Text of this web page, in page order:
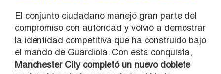
El conjunto ciudadano manejó gran parte del
compromiso con autoridad y volvió a demostrar
la identidad competitiva que ha construido bajo
el mando de Guardiola. Con esta conquista,
Manchester City completó un nuevo doblete